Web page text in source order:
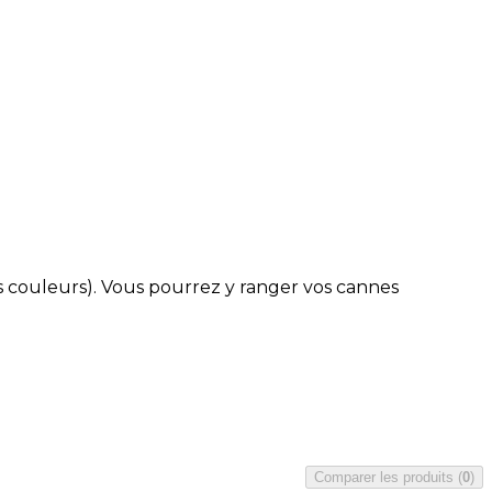
Vous pourrez y ranger vos cannes
Comparer les produits (0)